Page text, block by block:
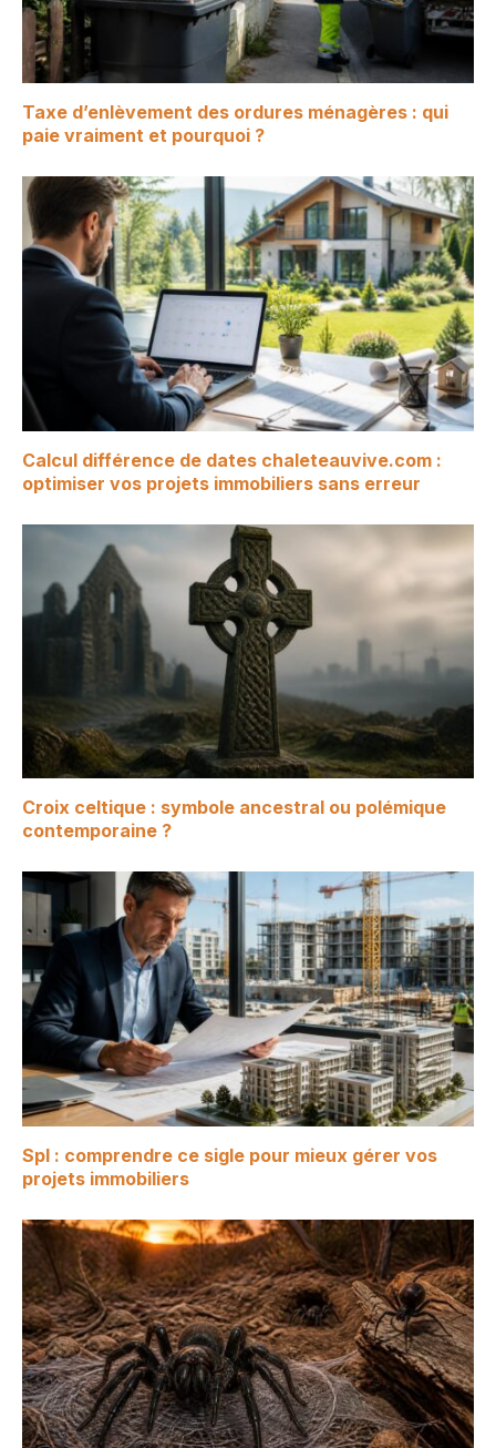
Taxe d’enlèvement des ordures ménagères : qui
paie vraiment et pourquoi ?
Calcul différence de dates chaleteauvive.com :
optimiser vos projets immobiliers sans erreur
Croix celtique : symbole ancestral ou polémique
contemporaine ?
Spl : comprendre ce sigle pour mieux gérer vos
projets immobiliers